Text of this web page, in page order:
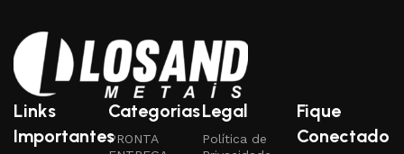
Links
Importantes
Categorias
PRONTA
Legal
Política de
Fique
Conectado